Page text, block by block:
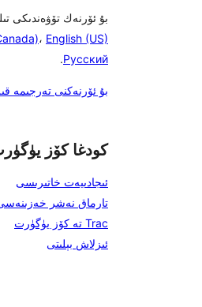
بۇ ئۆرنەك تۆۋەندىكى
، English (US)
Русский
.
بۇ ئۆرنەكنى تەرجىمە
كودغا كۆز
ئىجادىيەت خاتىرىسى
تارماق نەشر
Trac تە كۆز يۈگۈرت
ئىزلاش بېلىتى